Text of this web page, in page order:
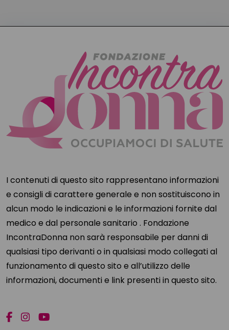
I contenuti di questo sito rappresentano informazioni
e consigli di carattere generale e non sostituiscono in
alcun modo le indicazioni e le informazioni fornite dal
medico e dal personale sanitario . Fondazione
IncontraDonna non sarà responsabile per danni di
qualsiasi tipo derivanti o in qualsiasi modo collegati al
funzionamento di questo sito e all’utilizzo delle
informazioni, documenti e link presenti in questo sito.